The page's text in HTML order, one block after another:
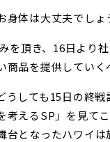
身体は大丈夫でしょ
を頂き、16日より
品を提供していく
うしても15日の終
考えるSP」を見て
台となったハワイ